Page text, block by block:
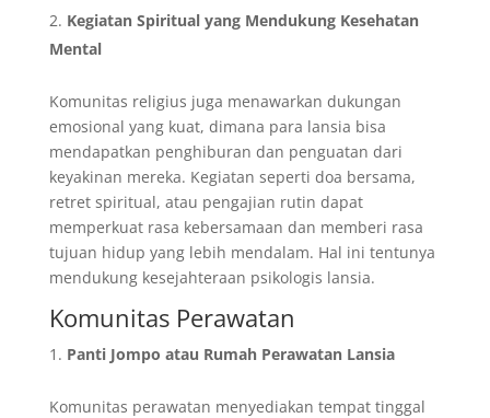
Kegiatan Spiritual yang Mendukung Kesehatan
Mental
Komunitas religius juga menawarkan dukungan
emosional yang kuat, dimana para lansia bisa
mendapatkan penghiburan dan penguatan dari
keyakinan mereka. Kegiatan seperti doa bersama,
retret spiritual, atau pengajian rutin dapat
memperkuat rasa kebersamaan dan memberi rasa
tujuan hidup yang lebih mendalam. Hal ini tentunya
mendukung kesejahteraan psikologis lansia.
Komunitas Perawatan
Panti Jompo atau Rumah Perawatan Lansia
Komunitas perawatan menyediakan tempat tinggal